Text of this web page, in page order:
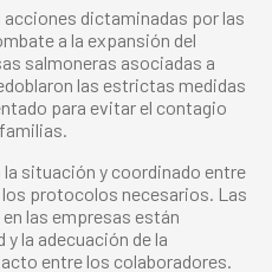
acciones dictaminadas por las
a la expansión del
salmoneras asociadas a
las estrictas medidas
para evitar el contagio
situación y coordinado entre
protocolos necesarios. Las
las empresas están
la adecuación de la
entre los colaboradores.